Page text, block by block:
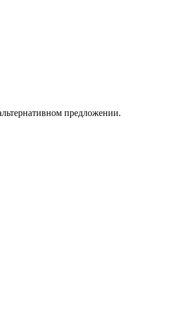
предложении.